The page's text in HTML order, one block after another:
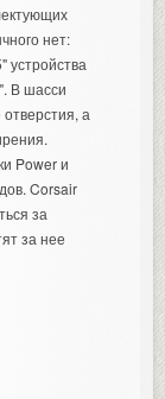
нет:
устройства
В шасси
а
Power и
Corsair
за
за нее